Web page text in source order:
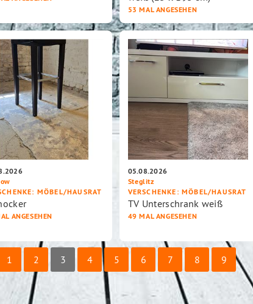
53 MAL ANGESEHEN
: MÖBEL/HAUSRAT
ANGESEHEN
05.08.2026
Steglitz
VERSCHENKE: MÖBEL/HAUSRAT
TV Unterschrank weiß
49 MAL ANGESEHEN
1 2 3 4 5 6 7 8 9